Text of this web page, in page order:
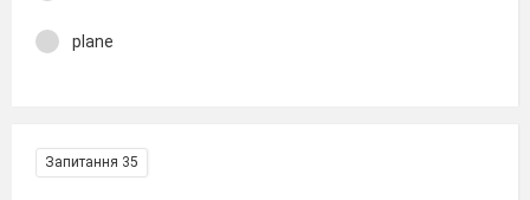
plane
Запитання 35